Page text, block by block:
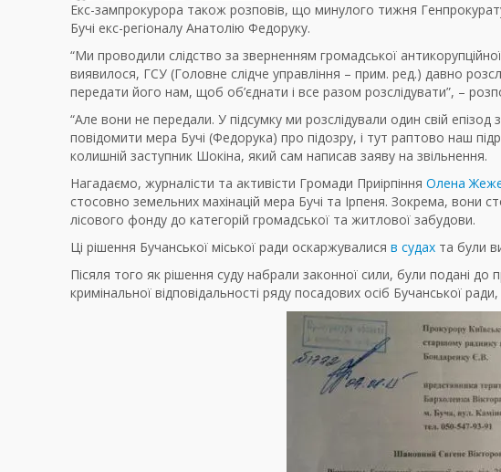
Екс-зампрокурора також розповів, що минулого тижня
Бучі екс-регіоналу Анатолію Федоруку.
“Ми проводили слідство за зверненням громадської антикорупційної
виявилося, ГСУ (Головне слідче управління – прим. ред.) давно
передати його нам, щоб об’єднати і все разом розслідувати”, –
“Але вони не передали. У підсумку ми розслідували один свій
повідомити мера Бучі (Федорука) про підозру, і тут раптово наш
колишній заступник Шокіна, який сам написав заяву на звільнення.
Нагадаємо, журналісти та активісти Громади Приірпіння Олена
стосовно земельних махінацій мера Бучі та Ірпеня. Зокрема, вони
лісового фонду до категорій громадської та житлової забудови.
Ці рішення Бучанської міської ради оскаржувалися в судах та були
Пісяля того як рішення суду набрали законної сили, були подані
кримінальної відповідальності ряду посадових осіб Бучанської